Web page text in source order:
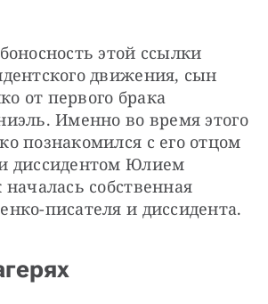
этой ссылки
движения, сын
от первого брака
Именно во время этого
познакомился с его отцом
диссидентом Юлием
собственная
писателя и диссидента.